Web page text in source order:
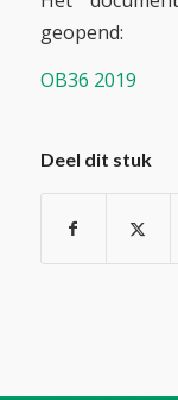
geopend:
OB36 2019
Deel dit stuk